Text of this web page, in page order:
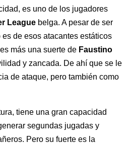
es uno de los jugadores
League belga. A pesar de ser
de esos atacantes estáticos
más una suerte de Faustino
y zancada. De ahí que se le
de ataque, pero también como
tiene una gran capacidad
segundas jugadas y
Pero su fuerte es la